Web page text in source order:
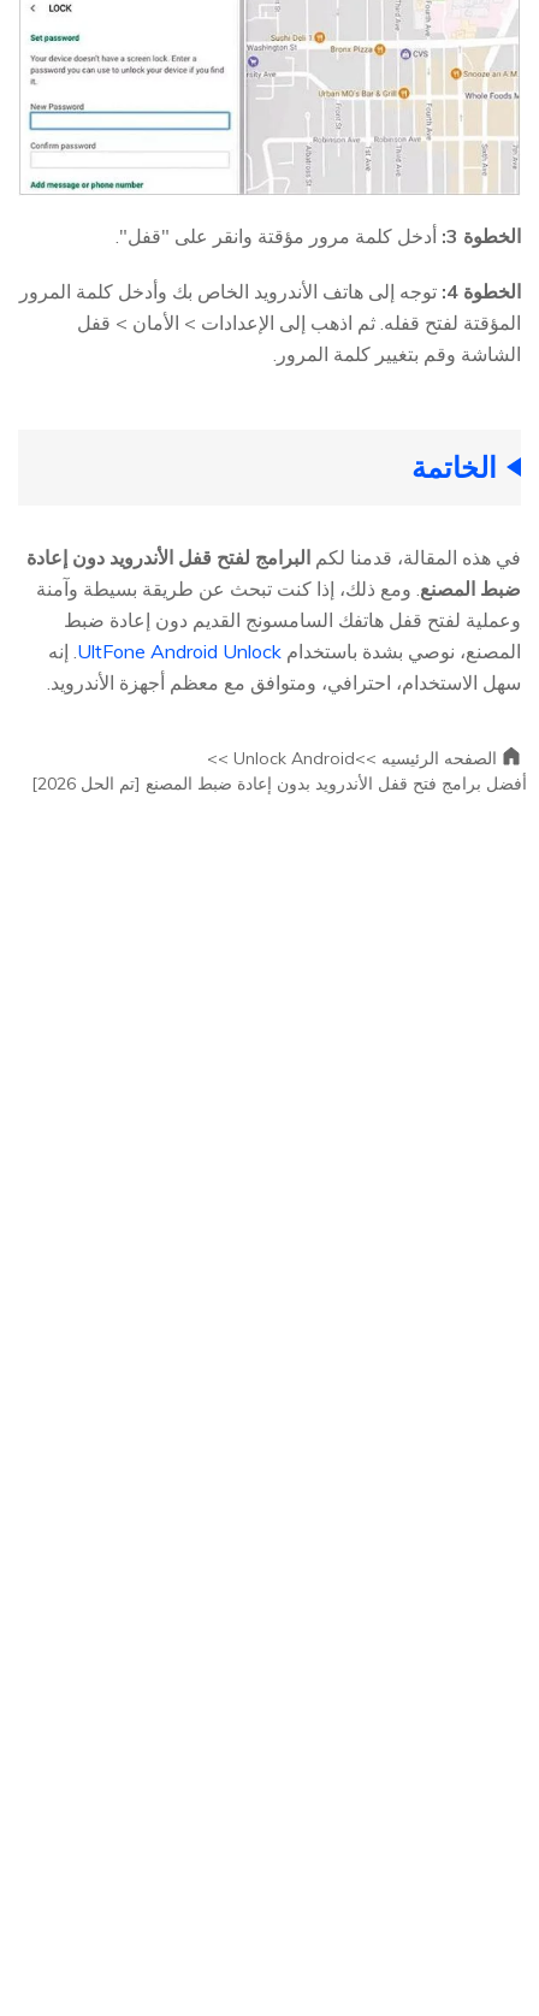
الخطوة 3: أدخل كلمة مرور مؤقتة وانقر على "قفل".
الخطوة 4:
توجه إلى هاتف الأندرويد الخاص بك وأدخل كلمة المرور
المؤقتة لفتح قفله. ثم اذهب إلى الإعدادات > الأمان > قفل
الشاشة وقم بتغيير كلمة المرور.
الخاتمة
في هذه المقالة، قدمنا لكم البرامج لفتح قفل الأندرويد دون إعادة
ضبط المصنع. ومع ذلك، إذا كنت تبحث عن طريقة بسيطة وآمنة
وعملية لفتح قفل هاتفك السامسونج القديم دون إعادة ضبط
المصنع، نوصي بشدة باستخدام UltFone Android Unlock. إنه
سهل الاستخدام، احترافي، ومتوافق مع معظم أجهزة الأندرويد.
الصفحه الرئيسيه >>Unlock Android >>
أفضل برامج فتح قفل الأندرويد بدون إعادة ضبط المصنع [تم الحل 2026]